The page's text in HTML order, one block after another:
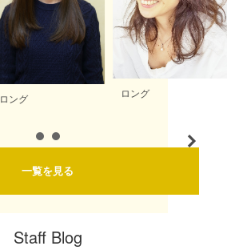
ロング ロング
一覧を見る
Staff Blog